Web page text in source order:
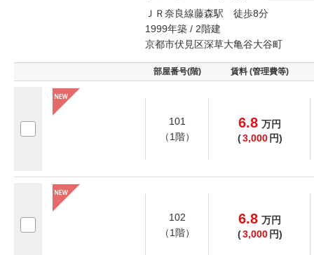
ＪＲ奈良線藤森駅 徒歩8分
1999年築 / 2階建
京都市伏見区深草大亀谷大谷町
部屋番号(階) 賃料 (管理費等)
101
（1階）
6.8 万円
(3,000 円)
102
（1階）
6.8 万円
(3,000 円)